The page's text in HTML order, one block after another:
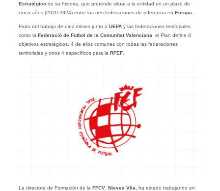
Estratégicode su historia, que pretende situar a la entidad en un plazo de
cinco años (2020-2024) entre las tres federaciones de referencia en Europa
Fruto del trabajo de diez meses junto a UEFAy las federaciones territoriales
como la Federació de Futbol de la Comunitat Valenciana , el Plan define 8
objetivos estratégicos, 4 de ellos comunes con todas las federaciones
territoriales y otros 4 específicos para la RFEF.
La directora de Formación de la FFCV, Nieves Vila , ha estado trabajando en